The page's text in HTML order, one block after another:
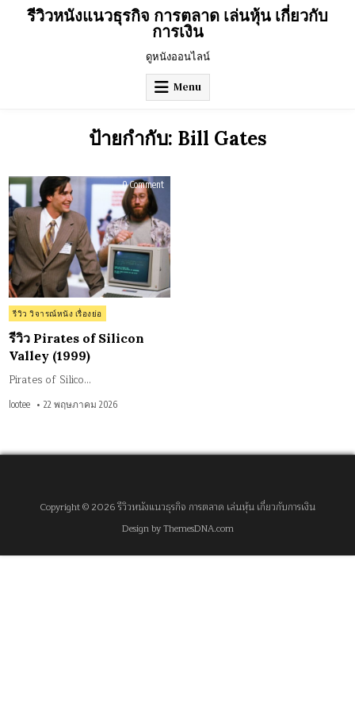
รีวิวหนังแนวธุรกิจ การตลาด เล่นหุ้น เกี่ยวกับ
การเงิน
ดูหนังออนไลน์
Menu
ป้ายกำกับ: Bill Gates
0 Commenton
Silicon
Valley
(1999)
Posted
in
รีวิว วิจารณ์หนัง เรื่องย่อ
รีวิว Pirates of Silicon
Valley (1999)
Pirates of Silico…
lootee 22 พฤษภาคม 2026
Copyright © 2026 รีวิวหนังแนวธุรกิจ การตลาด เล่นหุ้น เกี่ยวกับการเงิน
Design by ThemesDNA.com